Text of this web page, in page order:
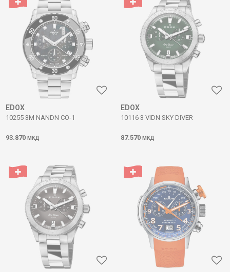
EDOX
10255 3M NANDN CO-1
93.870 МКД
EDOX
10116 3 VIDN SKY DIVER
87.570 МКД